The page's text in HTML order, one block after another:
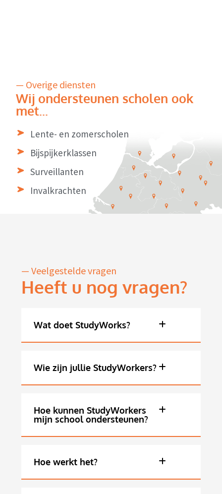
— Overige diensten
Wij ondersteunen scholen ook
met...
Lente- en zomerscholen
Bijspijkerklassen
Surveillanten
Invalkrachten
— Veelgestelde vragen
Heeft u nog vragen?
Wat doet StudyWorks?
Wie zijn jullie StudyWorkers?
Hoe kunnen StudyWorkers
mijn school ondersteunen?
Hoe werkt het?